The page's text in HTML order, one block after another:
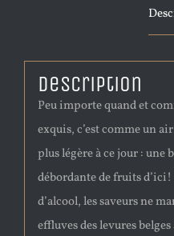
Description
Peu importe quand et
exquis, c’est comme un
plus légère à ce jour :
débordante de fruits
d’alcool, les saveurs ne
effluves des levures